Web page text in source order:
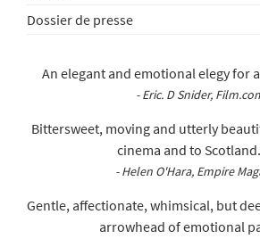
Dossier de presse
An elegant and emotional elegy for
- Eric. D Snider,
Bittersweet, moving and utterly
cinema and to
- Helen O'Hara, Empire
Gentle, affectionate, whimsical, but
arrowhead of emotional